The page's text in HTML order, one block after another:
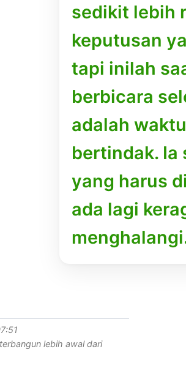
sedikit lebih
keputusan
tapi inilah
berbicara
adalah
bertindak. Ia
yang harus
ada lagi
lebih awal dari